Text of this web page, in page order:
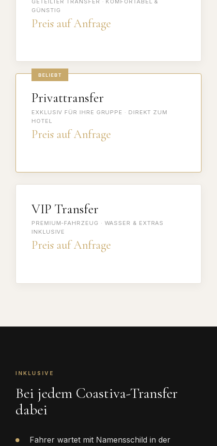
GETEILTER TRANSFER · KOMFORTABEL &
GÜNSTIG
Preis auf Anfrage
BELIEBT
Privattransfer
EXKLUSIV FÜR IHRE GRUPPE · DIREKT ZUM
HOTEL
Preis auf Anfrage
VIP Transfer
PREMIUM-FAHRZEUG · WASSER & EXTRAS
INKLUSIVE
Preis auf Anfrage
INKLUSIVE
Bei jedem Coastiva-Transfer
dabei
Fahrer wartet mit Namensschild in der